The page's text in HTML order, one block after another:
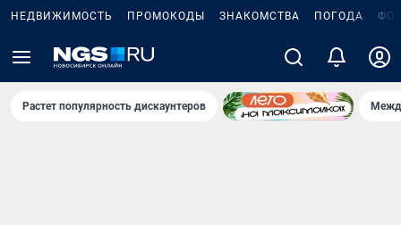
НЕДВИЖИМОСТЬ ПРОМОКОДЫ ЗНАКОМСТВА ПОГОДА
Растет популярность дискаунтеров